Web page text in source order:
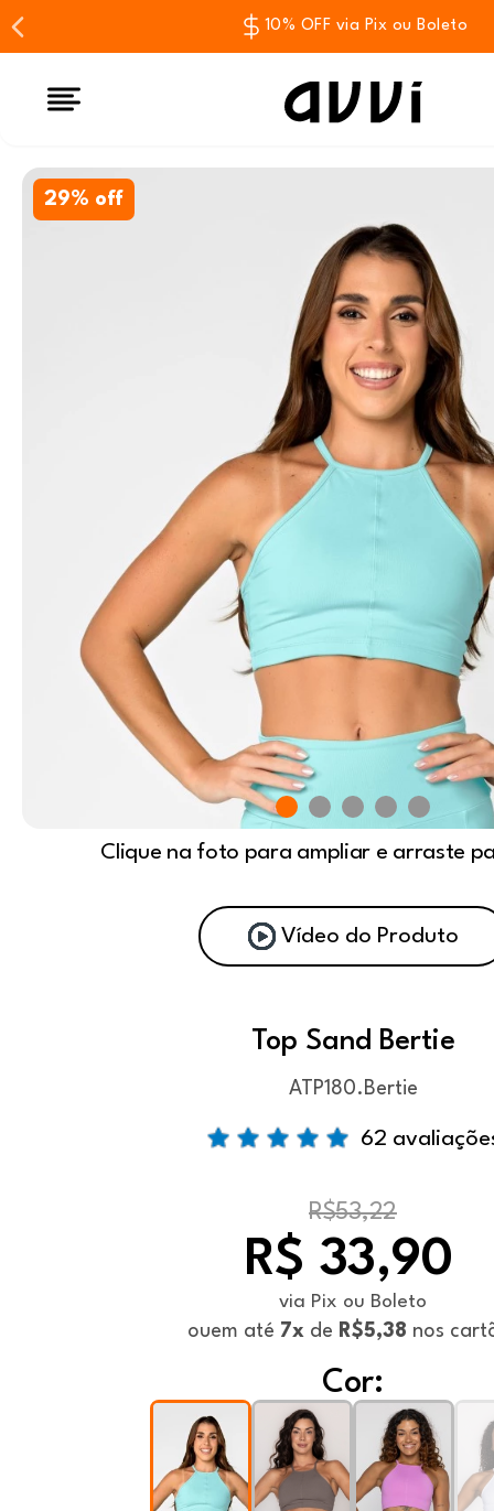
10% OFF via Pix ou Boleto
29% off
Clique na foto para ampliar e arraste
Vídeo do Produto
Top Sand Bertie
ATP180.Bertie
62
R$53,22
R$ 33,90
via Pix ou Boleto
ouem até 7xde R$5,38 nos
Cor: